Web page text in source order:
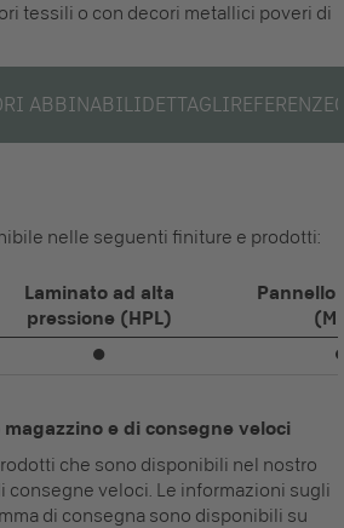
tessili o con decori metallici poveri di
ABBINABILIDETTAGLIREFERENZE
nelle seguenti finiture e prodotti:
Laminato ad alta
pressione (HPL)
Pannello
⏺
e di consegne veloci
che sono disponibili nel nostro
consegne veloci. Le informazioni sugli
di consegna sono disponibili su